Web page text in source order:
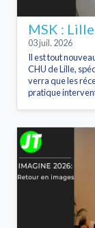
MSK :
03 juil. 2026
Il est tout
CHU de Lille,
verra que les
pratique